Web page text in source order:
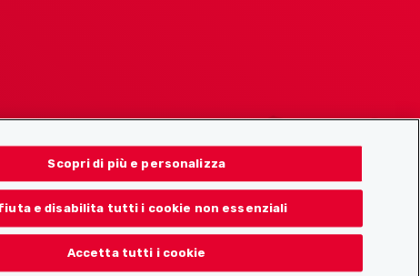
Scopri di più e personalizza
e disabilita tutti i cookie non essenziali
Accetta tutti i cookie